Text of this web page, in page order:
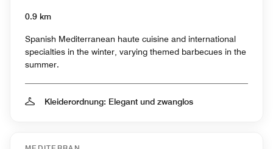
0.9 km
Spanish Mediterranean haute cuisine and international
specialties in the winter, varying themed barbecues in the
summer.
Kleiderordnung: Elegant und zwanglos